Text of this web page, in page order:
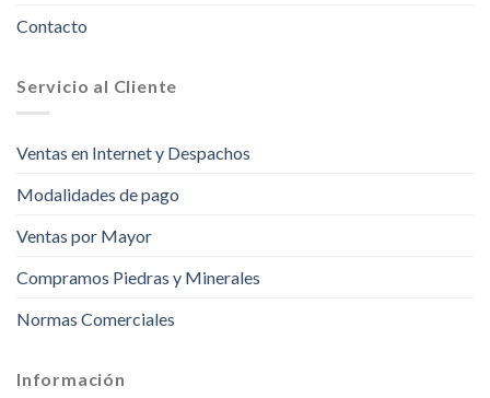
Contacto
Servicio al Cliente
Ventas en Internet y Despachos
Modalidades de pago
Ventas por Mayor
Compramos Piedras y Minerales
Normas Comerciales
Información